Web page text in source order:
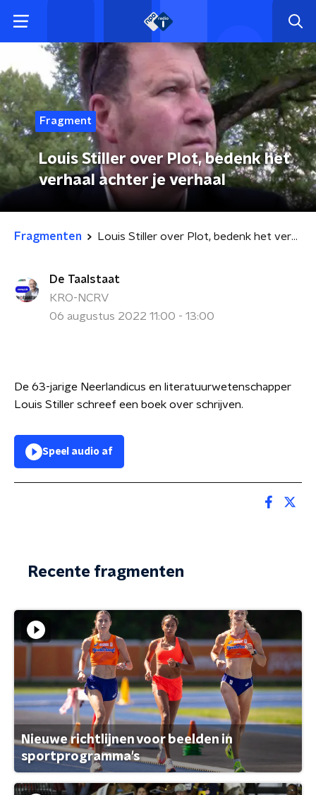
Fragment
Louis Stiller over Plot, bedenk het
verhaal achter je verhaal
Fragmenten Louis Stiller over Plot, bedenk het verhaal achter je verhaal
De Taalstaat
KRO-NCRV
06 augustus 2022 11:00 - 13:00
De 63-jarige Neerlandicus en literatuurwetenschapper
Louis Stiller schreef een boek over schrijven.
Speel audio af
Recente fragmenten
Nieuwe richtlijnen voor beelden in
sportprogramma's